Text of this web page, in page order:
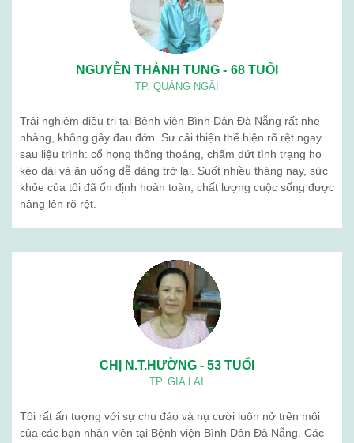
NGUYỄN THÀNH TUNG - 68 TUỔI
TP. QUẢNG NGÃI
Trải nghiệm điều trị tại Bệnh viện Bình Dân Đà Nẵng rất nhẹ
nhàng, không gây đau đớn. Sự cải thiện thể hiện rõ rệt ngay
sau liệu trình: cổ họng thông thoáng, chấm dứt tình trạng ho
kéo dài và ăn uống dễ dàng trở lại. Suốt nhiều tháng nay, sức
khỏe của tôi đã ổn định hoàn toàn, chất lượng cuộc sống được
nâng lên rõ rệt.
CHỊ N.T.HƯỜNG - 53 TUỔI
TP. GIA LAI
Tôi rất ấn tượng với sự chu đáo và nụ cười luôn nở trên môi
của các bạn nhân viên tại Bệnh viện Bình Dân Đà Nẵng. Các